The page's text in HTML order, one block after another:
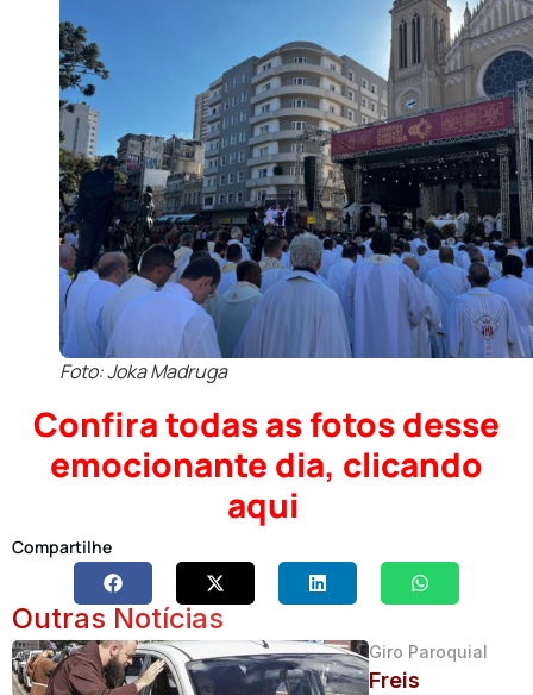
Foto: Joka Madruga
Confira todas as fotos desse
emocionante dia, clicando
aqui
Compartilhe
Outras Notícias
Giro Paroquial
Freis